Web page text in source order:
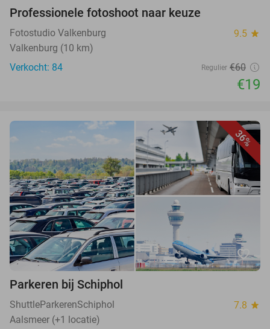
Professionele fotoshoot naar keuze
Fotostudio Valkenburg 9.5 star
Valkenburg (10 km)
Verkocht: 84
Regulier €60
€19
36%
favorite_border
Parkeren bij Schiphol
ShuttleParkerenSchiphol 7.8 star
Aalsmeer (+1 locatie)